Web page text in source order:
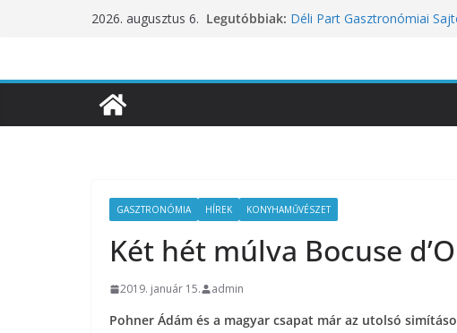
2026. augusztus 6. Legutóbbiak: Nem a koffeinnel van a baj,
inspirációiból született
koncentrációt is próbára
GASZTRONÓMIA HÍREK KONYHAMŰVÉSZET
Két hét múlva Bocuse
2019. január 15. admin
Pohner Ádám és a magyar csapat már az utolsó